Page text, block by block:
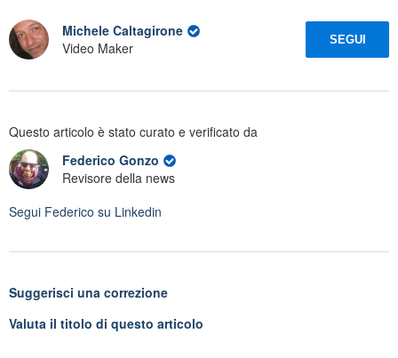
Michele Caltagirone
Video Maker
SEGUI
Questo articolo è stato curato e verificato da
Federico Gonzo
Revisore della news
Segui Federico su Linkedin
Suggerisci una correzione
Valuta il titolo di questo articolo